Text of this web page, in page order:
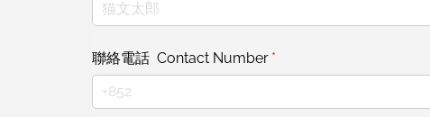
聯絡電話 Contact Number *(required)